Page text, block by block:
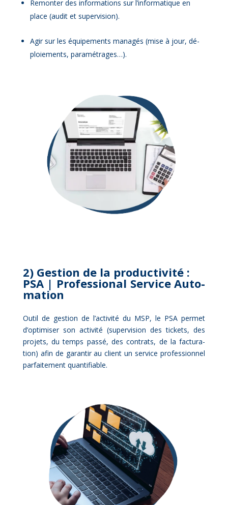
Re­mon­ter des in­for­ma­tions sur l’informatique en
place (au­dit et su­per­vi­sion).
Agir sur les équi­pe­ments ma­na­gés (mise à jour, dé­
ploie­ments, pa­ra­mé­trages…).
2) Ges­tion de la pro­duc­ti­vi­té :
PSA | Pro­fes­sio­nal Ser­vice Au­to­
ma­tion
Ou­til de ges­tion de l’activité du MSP, le PSA per­met
d’optimiser son ac­ti­vi­té (su­per­vi­sion des ti­ckets, des
pro­jets, du temps pas­sé, des contrats, de la fac­tu­ra­
tion) afin de ga­ran­tir au client un ser­vice pro­fes­sion­nel
par­fai­te­ment quan­ti­fiable.